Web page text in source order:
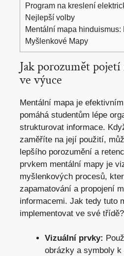
Program na kreslení
Nejlepší volby
Mentální mapa hinduismus:
Myšlenkové Mapy
Jak porozumět
ve výuce
Mentální mapa je
pomáhá studentům lépe
strukturovat informace.
zaměříte na její použití,
lepšího porozumění a
prvkem mentální mapy je
myšlenkových procesů,
zapamatování a propojení
informacemi. Jak tedy tuto
implementovat ve své třídě?
Vizuální prvky:
obrázky a symboly k